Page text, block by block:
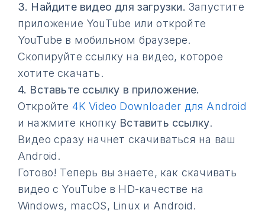
3. Найдите видео для загрузки. Запустите
приложение YouTube или откройте
YouTube в мобильном браузере.
Скопируйте ссылку на видео, которое
хотите скачать.
4. Вставьте ссылку в приложение.
Откройте 4K Video Downloader для Android
и нажмите кнопку Вставить ссылку.
Видео сразу начнет скачиваться на ваш
Android.
Готово! Теперь вы знаете, как скачивать
видео с YouTube в HD-качестве на
Windows, macOS, Linux и Android.